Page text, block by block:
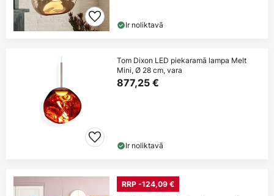
Ir noliktavā
Tom Dixon LED piekaramā lampa Melt
Mini, Ø 28 cm, vara
877,25 €
Ir noliktavā
RRP -124,09 €